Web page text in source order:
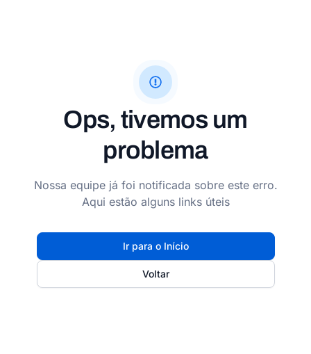
Ops, tivemos um
problema
Nossa equipe já foi notificada sobre este erro.
Aqui estão alguns links úteis
Ir para o Início
Voltar